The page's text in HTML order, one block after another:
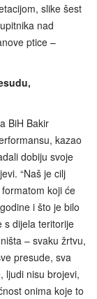
slike šest
nad
ptice –
BiH Bakir
kazao
dobiju svoje
“Naš je cilj
koji će
i što je bilo
s dijela teritorije
– svaku žrtvu,
presude, sva
ljudi nisu brojevi,
onima koje to